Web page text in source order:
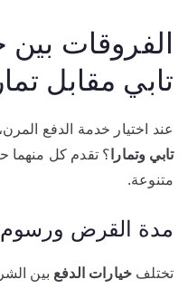
تابي مقابل
عند اختيار خدمة الدفع
تابي وتمارا؟ تقدم كل منهما
متنوعة.
مدة القرض ورسوم
تختلف خيارات الدفع بين